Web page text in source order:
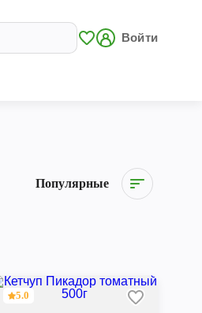
Войти
Популярные
5.0